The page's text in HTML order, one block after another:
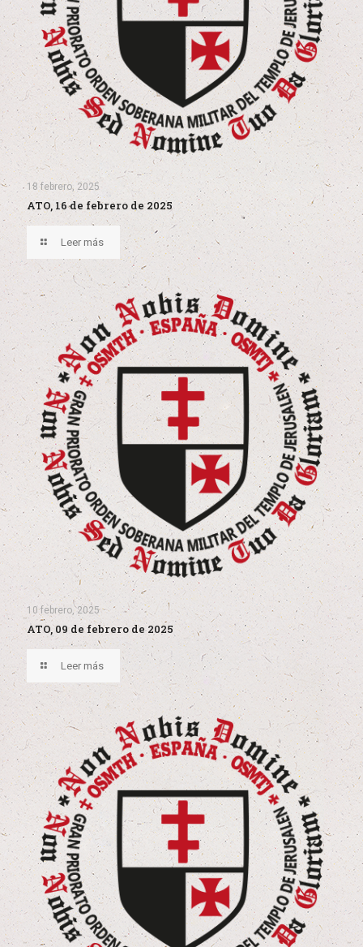
18 febrero, 2025
ATO, 16 de febrero de 2025
Leer más
10 febrero, 2025
ATO, 09 de febrero de 2025
Leer más